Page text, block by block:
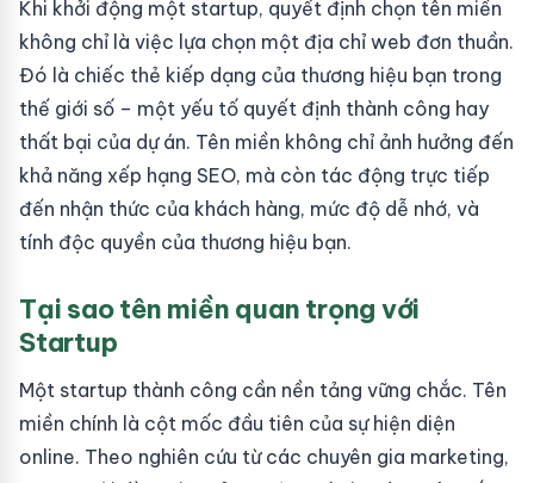
Khi khởi động một startup, quyết định chọn tên miền
không chỉ là việc lựa chọn một địa chỉ web đơn thuần.
Đó là chiếc thẻ kiếp dạng của thương hiệu bạn trong
thế giới số – một yếu tố quyết định thành công hay
thất bại của dự án. Tên miền không chỉ ảnh hưởng đến
khả năng xếp hạng SEO, mà còn tác động trực tiếp
đến nhận thức của khách hàng, mức độ dễ nhớ, và
tính độc quyền của thương hiệu bạn.
Tại sao tên miền quan trọng với
Startup
Một startup thành công cần nền tảng vững chắc. Tên
miền chính là cột mốc đầu tiên của sự hiện diện
online. Theo nghiên cứu từ các chuyên gia marketing,